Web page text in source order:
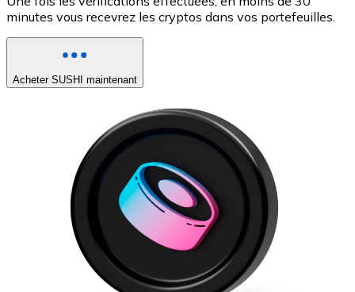
minutes vous recevrez les cryptos dans vos portefeuilles.
Acheter SUSHI maintenant